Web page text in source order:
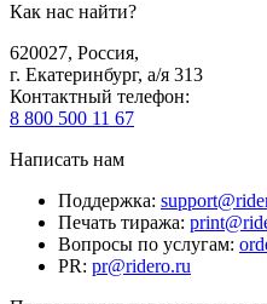
Как нас найти?
620027, Россия,
г. Екатеринбург, а/я 313
Контактный телефон:
8 800 500 11 67
Написать нам
Поддержка:
Печать тиража:
Вопросы по услугам:
PR: pr@ridero.ru